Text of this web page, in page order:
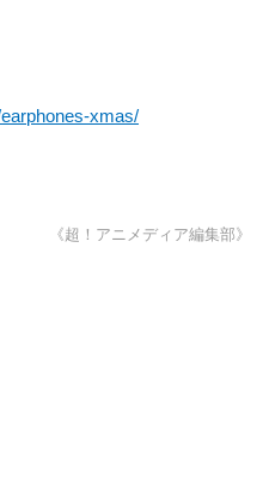
xmas/
《超！アニメディア編集部》